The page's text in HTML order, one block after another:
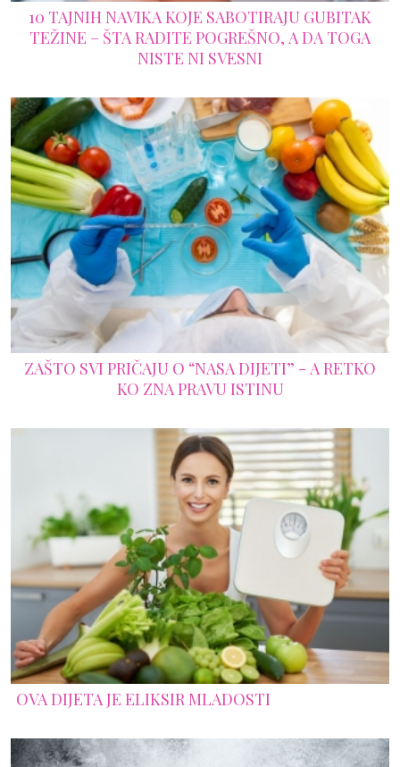
10 TAJNIH NAVIKA KOJE SABOTIRAJU GUBITAK
TEŽINE – ŠTA RADITE POGREŠNO, A DA TOGA
NISTE NI SVESNI
ZAŠTO SVI PRIČAJU O “NASA DIJETI” - A RETKO
KO ZNA PRAVU ISTINU
OVA DIJETA JE ELIKSIR MLADOSTI